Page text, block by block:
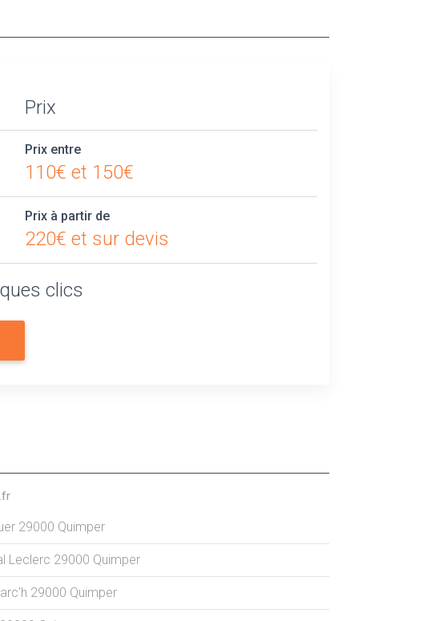
Prix
Prix entre
110€ et 150€
Prix à partir de
220€ et sur devis
clics
29000 Quimper
Leclerc 29000 Quimper
29000 Quimper